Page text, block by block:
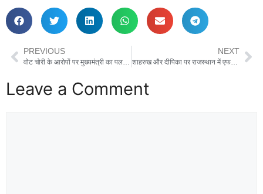
PREVIOUS
वोट चोरी के आरोपों पर मुख्यमंत्री का पलटवार: कांग्रेस का इतिहास फर्जीवाड़े का रहा है
NEXT
शाहरुख और दीपिका पर राजस्थान में एफआईआर दर्ज।
Leave a Comment